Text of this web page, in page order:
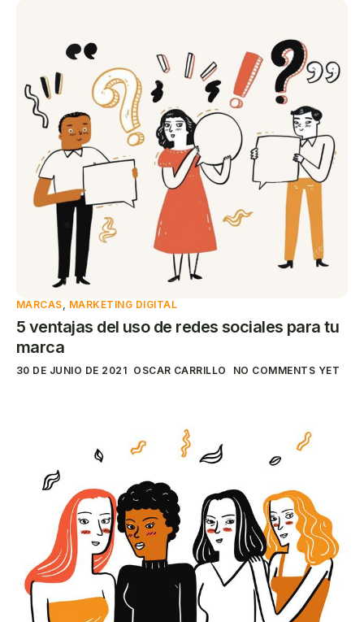
MARCAS, MARKETING DIGITAL
5 ventajas del uso de redes sociales para tu
marca
30 DE JUNIO DE 2021 OSCAR CARRILLO NO COMMENTS YET